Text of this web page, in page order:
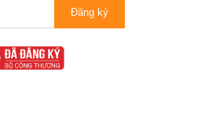
Đăng ký